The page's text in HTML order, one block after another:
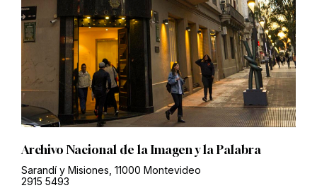
Archivo Nacional de la Imagen y la Palabra
Sarandí y Misiones, 11000 Montevideo
2915 5493